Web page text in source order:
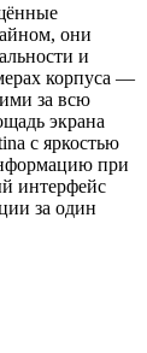
они
и
корпуса —
за всю
экрана
с яркостью
при
интерфейс
за один